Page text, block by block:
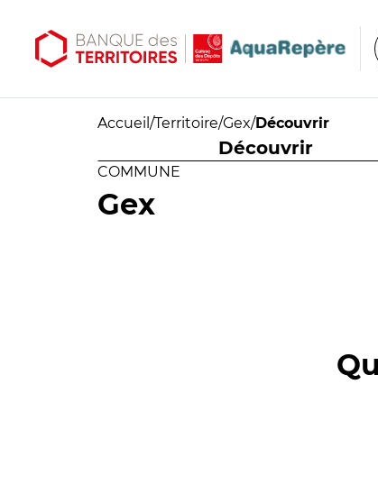
Accueil /Territoire/Gex/Découvrir
Découvrir
COMMUNE
Gex